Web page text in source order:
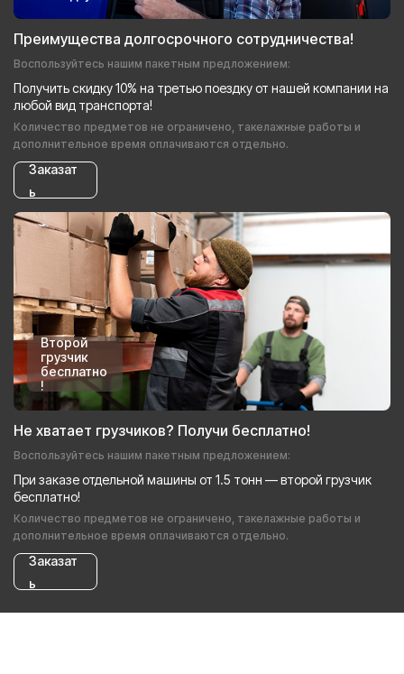
Преимущества долгосрочного сотрудничества!
Воспользуйтесь нашим пакетным предложением:
Получить скидку 10% на третью поездку от нашей компании на
любой вид транспорта!
Количество предметов не ограничено, такелажные работы и
дополнительное время оплачиваются отдельно.
Заказат
ь
Второй
грузчик
бесплатно
!
Не хватает грузчиков? Получи бесплатно!
Воспользуйтесь нашим пакетным предложением:
При заказе отдельной машины от 1.5 тонн — второй грузчик
бесплатно!
Количество предметов не ограничено, такелажные работы и
дополнительное время оплачиваются отдельно.
Заказат
ь